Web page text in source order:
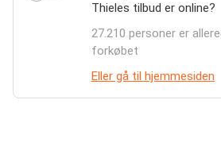
Thieles tilbud er online?
27.210 personer er
forkøbet
Eller gå til hjemmesiden